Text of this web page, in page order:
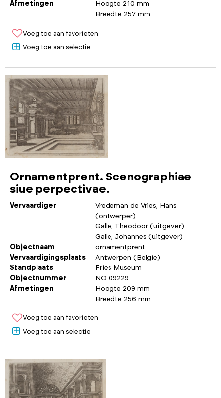
Afmetingen
Hoogte 210 mm
Breedte 257 mm
Voeg toe aan favorieten
Voeg toe aan selectie
Ornamentprent. Scenographiae
siue perpectivae.
Vervaardiger
Vredeman de Vries, Hans
(ontwerper)
Galle, Theodoor (uitgever)
Galle, Johannes (uitgever)
Objectnaam
ornamentprent
Vervaardigingsplaats
Antwerpen (België)
Standplaats
Fries Museum
Objectnummer
NO 09229
Afmetingen
Hoogte 209 mm
Breedte 256 mm
Voeg toe aan favorieten
Voeg toe aan selectie